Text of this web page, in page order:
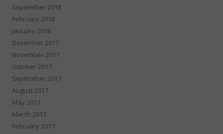
September 2018
February 2018
January 2018
December 2017
November 2017
October 2017
September 2017
August 2017
May 2017
March 2017
February 2017